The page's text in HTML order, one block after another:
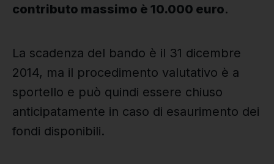
contributo massimo è 10.000 euro.
La scadenza del bando è il 31 dicembre
2014, ma il procedimento valutativo è a
sportello e può quindi essere chiuso
anticipatamente in caso di esaurimento dei
fondi disponibili.